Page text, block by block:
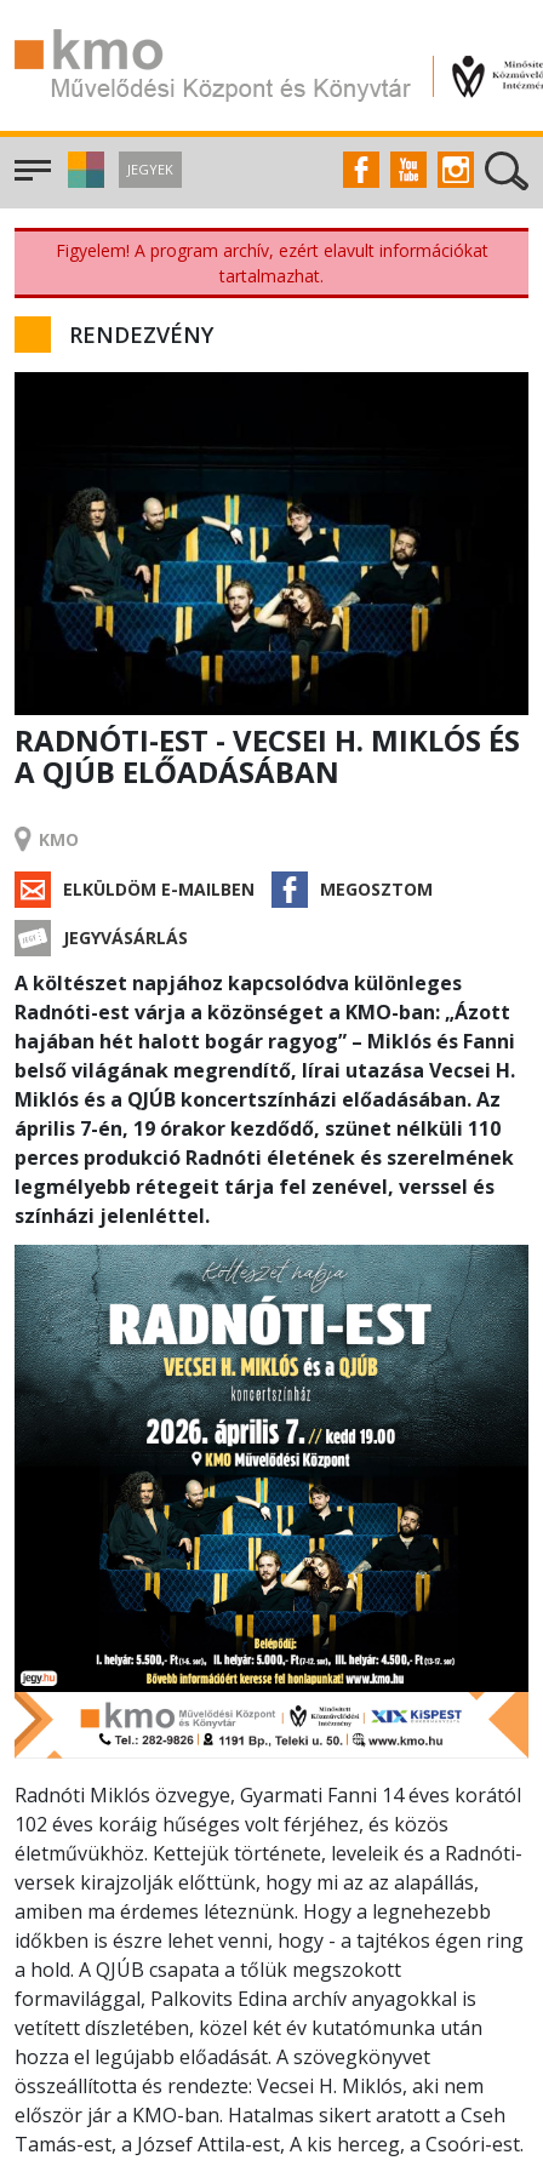
JEGYEK
Figyelem! A program archív, ezért elavult információkat
tartalmazhat.
RENDEZVÉNY
RADNÓTI-EST - VECSEI H. MIKLÓS ÉS
A QJÚB ELŐADÁSÁBAN
KMO
ELKÜLDÖM E-MAILBEN MEGOSZTOM
JEGYVÁSÁRLÁS
A költészet napjához kapcsolódva különleges
Radnóti-est várja a közönséget a KMO-ban: „Ázott
hajában hét halott bogár ragyog” – Miklós és Fanni
belső világának megrendítő, lírai utazása Vecsei H.
Miklós és a QJÚB koncertszínházi előadásában. Az
április 7-én, 19 órakor kezdődő, szünet nélküli 110
perces produkció Radnóti életének és szerelmének
legmélyebb rétegeit tárja fel zenével, verssel és
színházi jelenléttel.
Radnóti Miklós özvegye, Gyarmati Fanni 14 éves korától
102 éves koráig hűséges volt férjéhez, és közös
életművükhöz. Kettejük története, leveleik és a Radnóti-
versek kirajzolják előttünk, hogy mi az az alapállás,
amiben ma érdemes léteznünk. Hogy a legnehezebb
időkben is észre lehet venni, hogy - a tajtékos égen ring
a hold. A QJÚB csapata a tőlük megszokott
formavilággal, Palkovits Edina archív anyagokkal is
vetített díszletében, közel két év kutatómunka után
hozza el legújabb előadását. A szövegkönyvet
összeállította és rendezte: Vecsei H. Miklós, aki nem
először jár a KMO-ban. Hatalmas sikert aratott a Cseh
Tamás-est, a József Attila-est, A kis herceg, a Csoóri-est.